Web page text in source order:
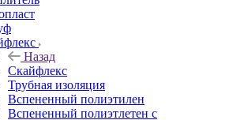
Назад
Скайфлекс
Трубная изоляция
Вспененный полиэтилен
Вспененный полиэтлетен с